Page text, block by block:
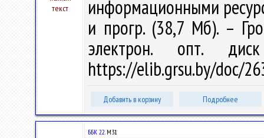
текст
информационными
и прогр. (38,7 Мб). –
электрон. опт.
https://elib.grsu.by/doc/
Добавить в корзину Подробнее
ББК 22.М31